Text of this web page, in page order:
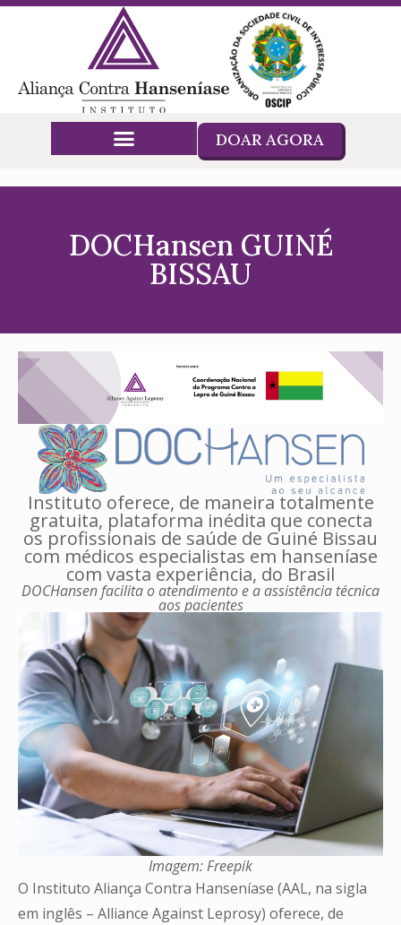
DOAR AGORA
DOCHansen GUINÉ
BISSAU
Instituto oferece, de maneira totalmente
gratuita, plataforma inédita que conecta
os profissionais de saúde de Guiné Bissau
com médicos especialistas em hanseníase
com vasta experiência, do Brasil
DOCHansen facilita o atendimento e a assistência técnica
aos pacientes
Imagem: Freepik
O Instituto Aliança Contra Hanseníase (AAL, na sigla
em inglês – Alliance Against Leprosy) oferece, de